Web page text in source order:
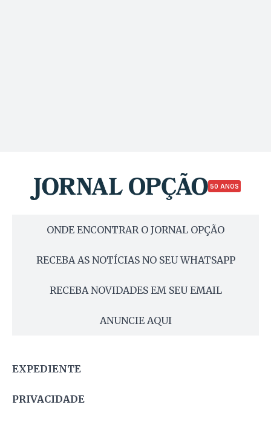
50 ANOS
ONDE ENCONTRAR O JORNAL OPÇÃO
RECEBA AS NOTÍCIAS NO SEU WHATSAPP
RECEBA NOVIDADES EM SEU EMAIL
ANUNCIE AQUI
EXPEDIENTE
PRIVACIDADE